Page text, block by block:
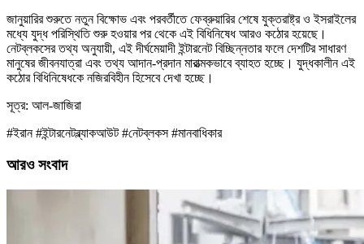
জানুয়ারির শুরুতে নতুন বিক্ষোভ এবং পরবর্তীতে ফেব্রুয়ারির শেষে যুক্তরাষ্ট্র ও ইসরাইলের
মধ্যে যুদ্ধ পরিস্থিতি শুরু হওয়ার পর থেকে এই বিধিনিষেধ আরও কঠোর হয়েছে।
নেটব্লকসের তথ্য অনুযায়ী, এই দীর্ঘমেয়াদী ইন্টারনেট বিচ্ছিন্নতার ফলে দেশটির সাধারণ
মানুষের জীবনযাত্রা এবং তথ্য আদান-প্রদান মারাত্মকভাবে ব্যাহত হচ্ছে। যুদ্ধকালীন এই
কঠোর বিধিনিষেধকে নজিরবিহীন হিসেবে দেখা হচ্ছে।
সূত্র: আল-জাজিরা
#ইরান #ইন্টারনেটব্ল্যাকআউট #নেটব্লকস #মানবাধিকার
আরও সংবাদ